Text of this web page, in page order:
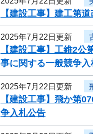
【建設工事】建工第
2025年7月22日更新
【建設工事】工維2
事に関する一般競争入
2025年7月22日更新
【建設工事】飛か第
争入札公告